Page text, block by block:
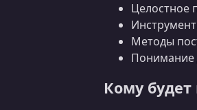
Целостное
Методы
Понимание
Кому будет